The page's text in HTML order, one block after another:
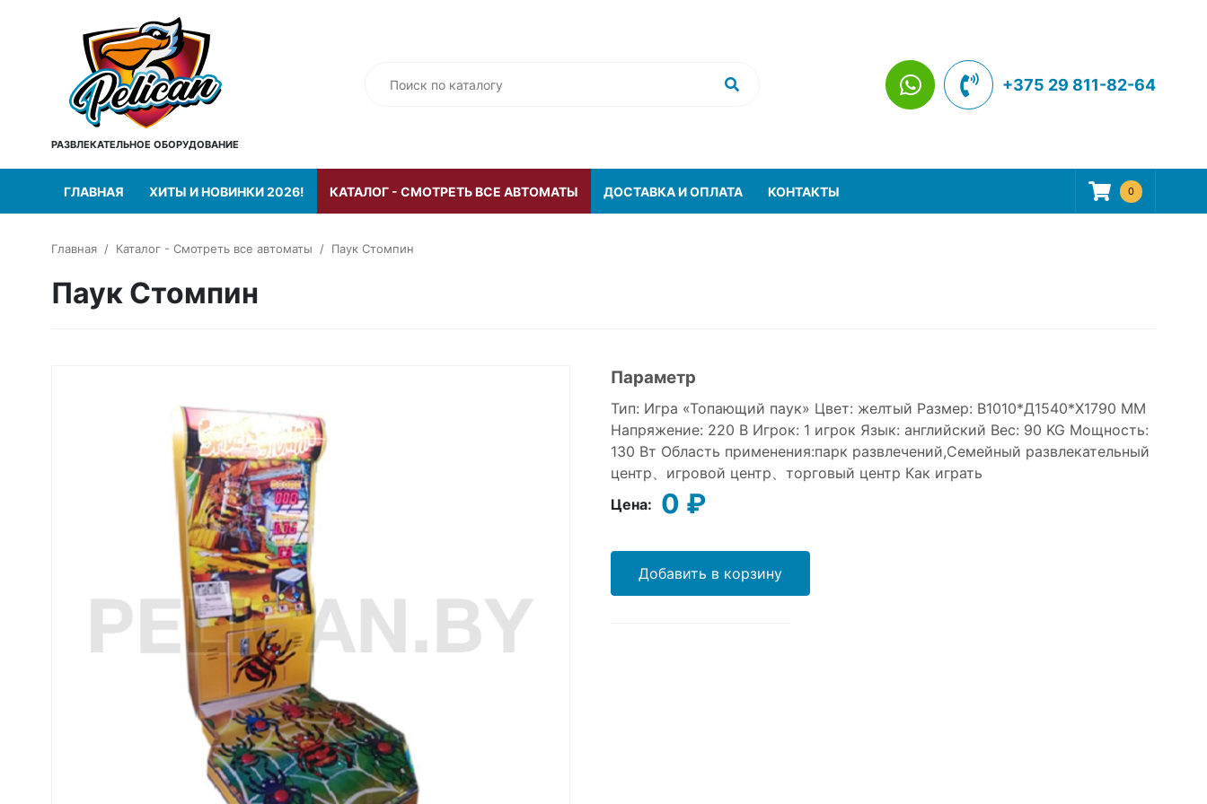
РАЗВЛЕКАТЕЛЬНОЕ ОБОРУДОВАНИЕ
+375 29 811-82-64
ГЛАВНАЯ ХИТЫ И НОВИНКИ 2026! КАТАЛОГ - СМОТРЕТЬ ВСЕ АВТОМАТЫ ДОСТАВКА И ОПЛАТА КОНТАКТЫ 0
Главная Каталог - Смотреть все автоматы Паук Стомпин
Паук Стомпин
Параметр
Тип: Игра «Топающий паук» Цвет: желтый Размер: В1010*Д1540*Х1790 ММ
Напряжение: 220 В Игрок: 1 игрок Язык: английский Вес: 90 KG Мощность:
130 Вт Область применения:парк развлечений,Семейный развлекательный
центр、игровой центр、торговый центр Как играть
Цена: 0 ₽
Добавить в корзину